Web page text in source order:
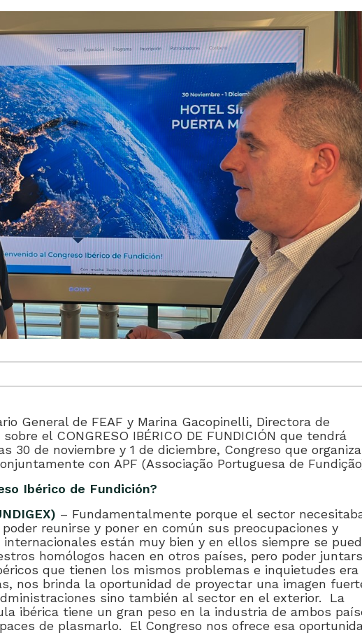
General de FEAF y Marina Gacopinelli, Directora de
el CONGRESO IBÉRICO DE FUNDICIÓN que tendrá
30 de noviembre y 1 de diciembre, Congreso que
con APF (Associação Portuguesa de
Ibérico de Fundición?
– Fundamentalmente porque el sector
reunirse y poner en común sus preocupaciones y
están muy bien y en ellos siempre se
homólogos hacen en otros países, pero poder
que tienen los mismos problemas e inquietudes era
nos brinda la oportunidad de proyectar una imagen
sino también al sector en el exterior. La
ibérica tiene un gran peso en la industria de ambos
de plasmarlo. El Congreso nos ofrece esa